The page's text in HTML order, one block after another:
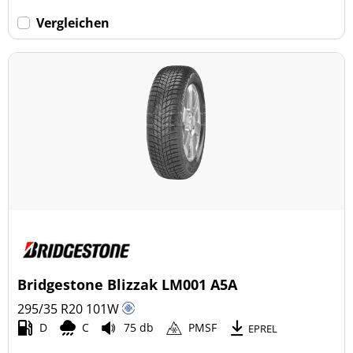
Vergleichen
Bridgestone Blizzak LM001 A5A
295/35 R20 101W
D C 75 db PMSF EPREL